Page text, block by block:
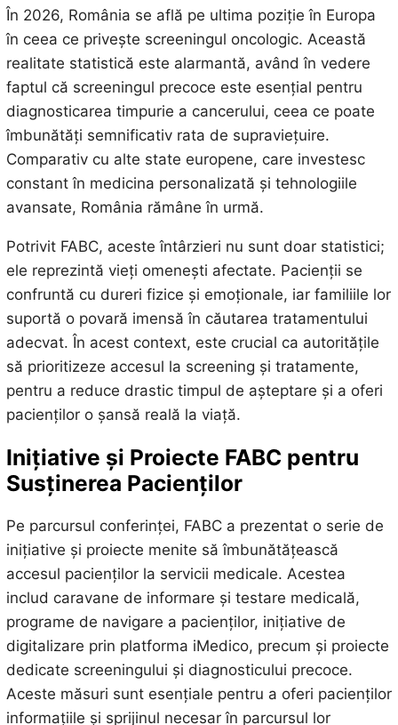
În 2026, România se află pe ultima poziție în Europa
în ceea ce privește screeningul oncologic. Această
realitate statistică este alarmantă, având în vedere
faptul că screeningul precoce este esențial pentru
diagnosticarea timpurie a cancerului, ceea ce poate
îmbunătăți semnificativ rata de supraviețuire.
Comparativ cu alte state europene, care investesc
constant în medicina personalizată și tehnologiile
avansate, România rămâne în urmă.
Potrivit FABC, aceste întârzieri nu sunt doar statistici;
ele reprezintă vieți omenești afectate. Pacienții se
confruntă cu dureri fizice și emoționale, iar familiile lor
suportă o povară imensă în căutarea tratamentului
adecvat. În acest context, este crucial ca autoritățile
să prioritizeze accesul la screening și tratamente,
pentru a reduce drastic timpul de așteptare și a oferi
pacienților o șansă reală la viață.
Inițiative și Proiecte FABC pentru
Susținerea Pacienților
Pe parcursul conferinței, FABC a prezentat o serie de
inițiative și proiecte menite să îmbunătățească
accesul pacienților la servicii medicale. Acestea
includ caravane de informare și testare medicală,
programe de navigare a pacienților, inițiative de
digitalizare prin platforma iMedico, precum și proiecte
dedicate screeningului și diagnosticului precoce.
Aceste măsuri sunt esențiale pentru a oferi pacienților
informațiile și sprijinul necesar în parcursul lor